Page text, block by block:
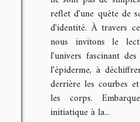
reflet d'une quête de
d'identité. À travers
nous invitons le
l'univers fascinant
l'épiderme, à
derrière les courbes
les corps.
initiatique à la...